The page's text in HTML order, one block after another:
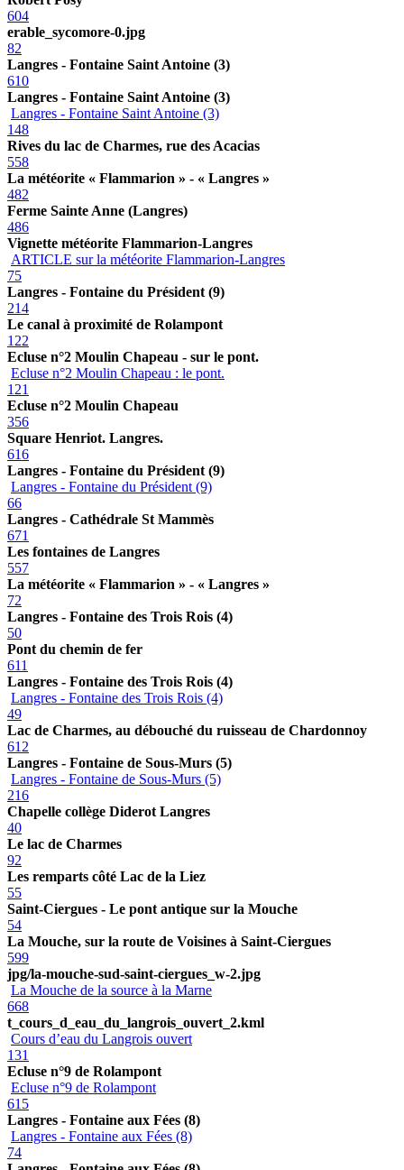
604
erable_sycomore-0.jpg
82
Langres - Fontaine Saint Antoine (3)
610
Langres - Fontaine Saint Antoine (3)
Langres - Fontaine Saint Antoine (3)
148
Rives du lac de Charmes, rue des Acacias
558
La météorite « Flammarion » - « Langres »
482
Ferme Sainte Anne (Langres)
486
Vignette météorite Flammarion-Langres
ARTICLE sur la météorite Flammarion-Langres
75
Langres - Fontaine du Président (9)
214
Le canal à proximité de Rolampont
122
Ecluse n°2 Moulin Chapeau - sur le pont.
Ecluse n°2 Moulin Chapeau : le pont.
121
Ecluse n°2 Moulin Chapeau
356
Square Henriot. Langres.
616
Langres - Fontaine du Président (9)
Langres - Fontaine du Président (9)
66
Langres - Cathédrale St Mammès
671
Les fontaines de Langres
557
La météorite « Flammarion » - « Langres »
72
Langres - Fontaine des Trois Rois (4)
50
Pont du chemin de fer
611
Langres - Fontaine des Trois Rois (4)
Langres - Fontaine des Trois Rois (4)
49
Lac de Charmes, au débouché du ruisseau de Chardonnoy
612
Langres - Fontaine de Sous-Murs (5)
Langres - Fontaine de Sous-Murs (5)
216
Chapelle collège Diderot Langres
40
Le lac de Charmes
92
Les remparts côté Lac de la Liez
55
Saint-Ciergues - Le pont antique sur la Mouche
54
La Mouche, sur la route de Voisines à Saint-Ciergues
599
jpg/la-mouche-sud-saint-ciergues_w-2.jpg
La Mouche de la source à la Marne
668
t_cours_d_eau_du_langrois_ouvert_2.kml
Cours d’eau du Langrois ouvert
131
Ecluse n°9 de Rolampont
Ecluse n°9 de Rolampont
615
Langres - Fontaine aux Fées (8)
Langres - Fontaine aux Fées (8)
74